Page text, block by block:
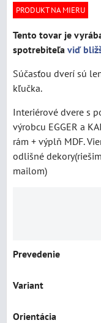
PRODUKT NA MIERU
Tento tovar je
spotrebiteľa viď
Súčasťou dverí sú
kľučka.
Interiérové dvere s
výrobcu EGGER a
rám + výplň MDF.
odlišné
mailom)
Prevedenie
Variant
Orientácia